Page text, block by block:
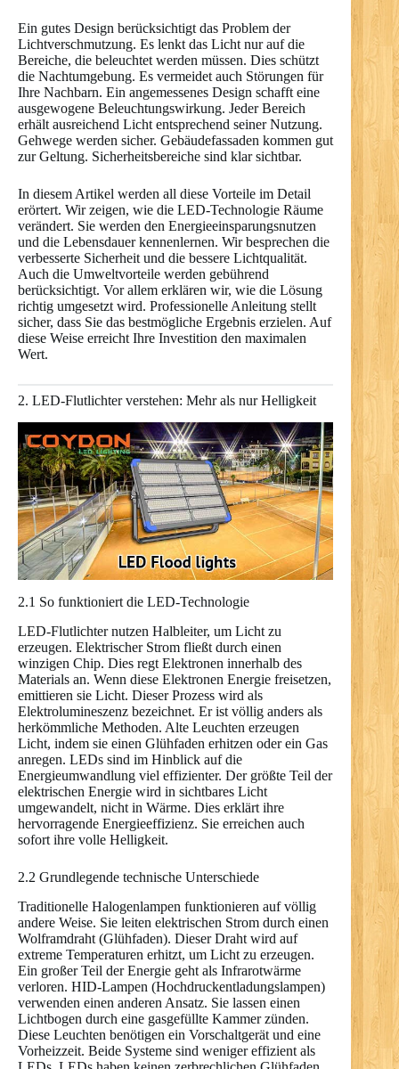
Ein gutes Design berücksichtigt das Problem der
Lichtverschmutzung. Es lenkt das Licht nur auf die
Bereiche, die beleuchtet werden müssen. Dies schützt
die Nachtumgebung. Es vermeidet auch Störungen für
Ihre Nachbarn. Ein angemessenes Design schafft eine
ausgewogene Beleuchtungswirkung. Jeder Bereich
erhält ausreichend Licht entsprechend seiner Nutzung.
Gehwege werden sicher. Gebäudefassaden kommen gut
zur Geltung. Sicherheitsbereiche sind klar sichtbar.
In diesem Artikel werden all diese Vorteile im Detail
erörtert. Wir zeigen, wie die LED-Technologie Räume
verändert. Sie werden den Energieeinsparungsnutzen
und die Lebensdauer kennenlernen. Wir besprechen die
verbesserte Sicherheit und die bessere Lichtqualität.
Auch die Umweltvorteile werden gebührend
berücksichtigt. Vor allem erklären wir, wie die Lösung
richtig umgesetzt wird. Professionelle Anleitung stellt
sicher, dass Sie das bestmögliche Ergebnis erzielen. Auf
diese Weise erreicht Ihre Investition den maximalen
Wert.
2. LED-Flutlichter verstehen: Mehr als nur Helligkeit
2.1 So funktioniert die LED-Technologie
LED-Flutlichter nutzen Halbleiter, um Licht zu
erzeugen. Elektrischer Strom fließt durch einen
winzigen Chip. Dies regt Elektronen innerhalb des
Materials an. Wenn diese Elektronen Energie freisetzen,
emittieren sie Licht. Dieser Prozess wird als
Elektrolumineszenz bezeichnet. Er ist völlig anders als
herkömmliche Methoden. Alte Leuchten erzeugen
Licht, indem sie einen Glühfaden erhitzen oder ein Gas
anregen. LEDs sind im Hinblick auf die
Energieumwandlung viel effizienter. Der größte Teil der
elektrischen Energie wird in sichtbares Licht
umgewandelt, nicht in Wärme. Dies erklärt ihre
hervorragende Energieeffizienz. Sie erreichen auch
sofort ihre volle Helligkeit.
2.2 Grundlegende technische Unterschiede
Traditionelle Halogenlampen funktionieren auf völlig
andere Weise. Sie leiten elektrischen Strom durch einen
Wolframdraht (Glühfaden). Dieser Draht wird auf
extreme Temperaturen erhitzt, um Licht zu erzeugen.
Ein großer Teil der Energie geht als Infrarotwärme
verloren. HID-Lampen (Hochdruckentladungslampen)
verwenden einen anderen Ansatz. Sie lassen einen
Lichtbogen durch eine gasgefüllte Kammer zünden.
Diese Leuchten benötigen ein Vorschaltgerät und eine
Vorheizzeit. Beide Systeme sind weniger effizient als